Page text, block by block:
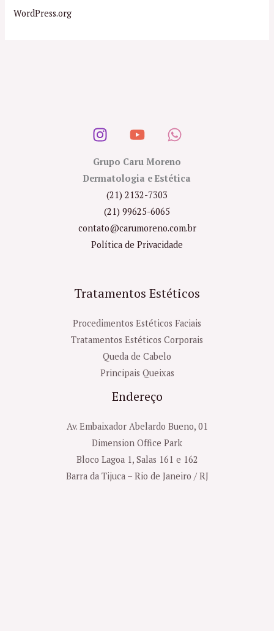
WordPress.org
Grupo Caru Moreno
Dermatologia e Estética
(21) 2132-7303
(21) 99625-6065
contato@carumoreno.com.br
Política de Privacidade
Tratamentos Estéticos
Procedimentos Estéticos Faciais
Tratamentos Estéticos Corporais
Queda de Cabelo
Principais Queixas
Endereço
Av. Embaixador Abelardo Bueno, 01
Dimension Office Park
Bloco Lagoa 1, Salas 161 e 162
Barra da Tijuca – Rio de Janeiro / RJ